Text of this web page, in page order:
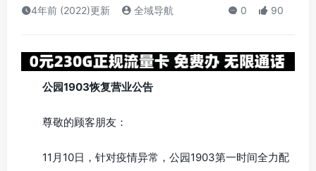
4年前 (2022)更新 全域导航 0 90
公园1903恢复营业公告
尊敬的顾客朋友：
11月10日，针对疫情异常，公园1903第一时间全力配